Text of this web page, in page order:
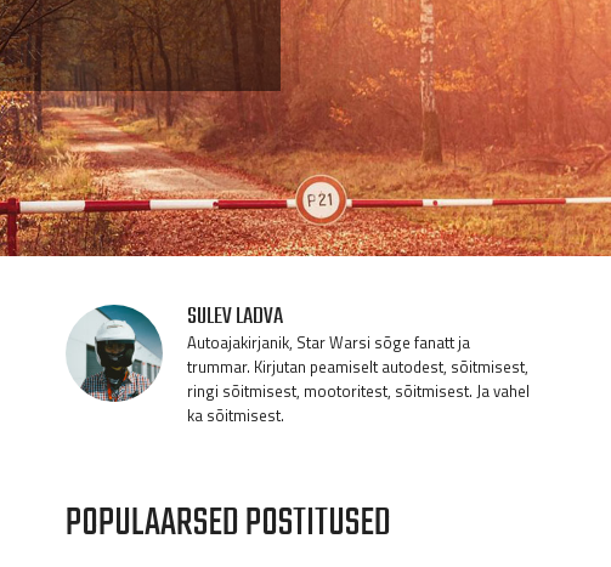
SULEV LADVA
Autoajakirjanik, Star Warsi sõge fanatt ja
trummar. Kirjutan peamiselt autodest, sõitmisest,
ringi sõitmisest, mootoritest, sõitmisest. Ja vahel
ka sõitmisest.
POPULAARSED POSTITUSED